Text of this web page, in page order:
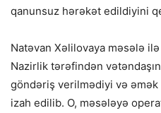
qanunsuz hərəkət edildiyini
Natəvan Xəlilovaya məsələ
Nazirlik tərəfindən
göndəriş verilmədiyi və əmək
izah edilib. O, məsələyə